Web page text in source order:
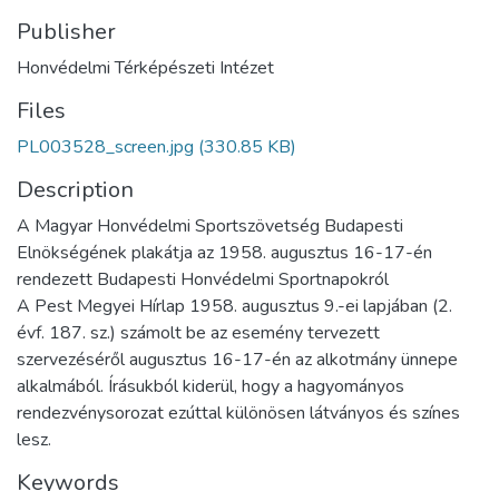
Publisher
Honvédelmi Térképészeti Intézet
Files
PL003528_screen.jpg (330.85 KB)
Description
A Magyar Honvédelmi Sportszövetség Budapesti
Elnökségének plakátja az 1958. augusztus 16-17-én
rendezett Budapesti Honvédelmi Sportnapokról
A Pest Megyei Hírlap 1958. augusztus 9.-ei lapjában (2.
évf. 187. sz.) számolt be az esemény tervezett
szervezéséről augusztus 16-17-én az alkotmány ünnepe
alkalmából. Írásukból kiderül, hogy a hagyományos
rendezvénysorozat ezúttal különösen látványos és színes
lesz.
Keywords